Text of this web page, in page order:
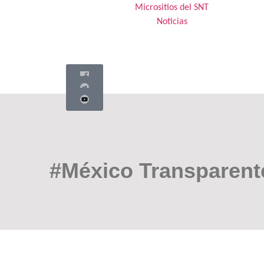
Micrositios del SNT
Noticias
#México